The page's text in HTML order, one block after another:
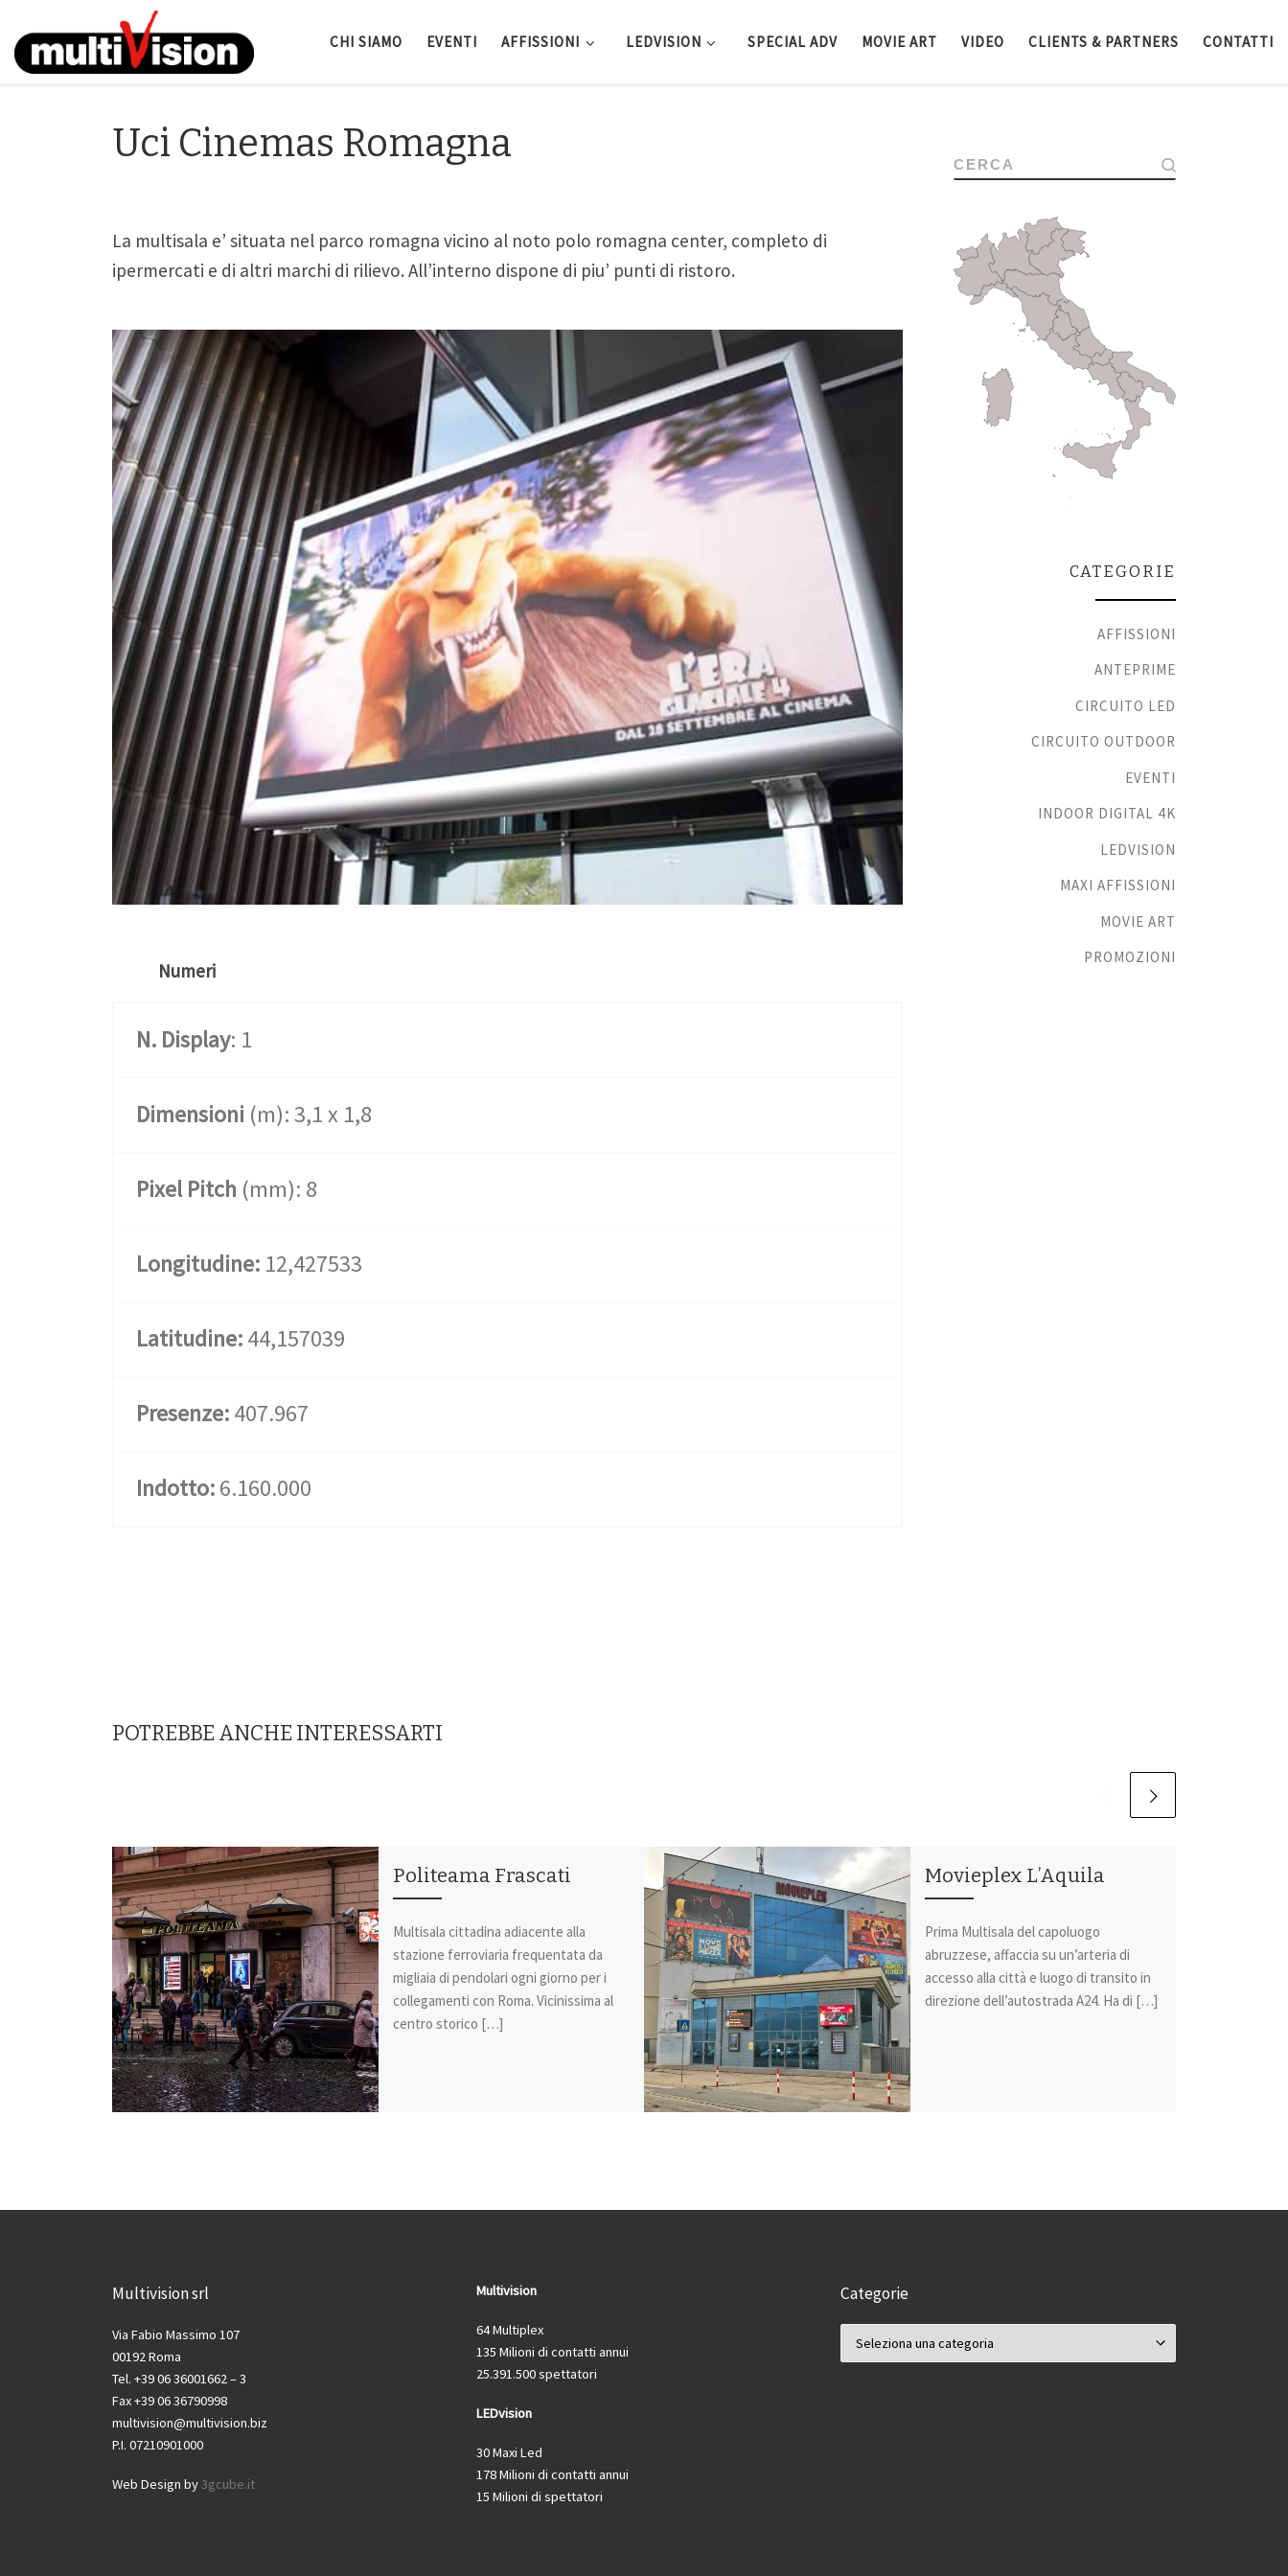
CHI SIAMO EVENTI AFFISSIONI LEDVISION SPECIAL ADV MOVIE ART VIDEO CLIENTS & PARTNERS CONTATTI
Uci Cinemas Romagna
La multisala e’ situata nel parco romagna vicino al noto polo romagna center, completo di
ipermercati e di altri marchi di rilievo. All’interno dispone di piu’ punti di ristoro.
Numeri
N. Display: 1
Dimensioni (m): 3,1 x 1,8
Pixel Pitch (mm): 8
Longitudine:12,427533
Latitudine:44,157039
Presenze:407.967
Indotto:6.160.000
POTREBBE ANCHE INTERESSARTI
Politeama Frascati
Multisala cittadina adiacente alla
stazione ferroviaria frequentata da
migliaia di pendolari ogni giorno per i
collegamenti con Roma. Vicinissima al
centro storico […]
Movieplex L’Aquila
Prima Multisala del capoluogo
abruzzese, affaccia su un’arteria di
accesso alla città e luogo di transito in
direzione dell’autostrada A24. Ha di […]
CERCA
CATEGORIE
AFFISSIONI
ANTEPRIME
CIRCUITO LED
CIRCUITO OUTDOOR
EVENTI
INDOOR DIGITAL 4K
LEDVISION
MAXI AFFISSIONI
MOVIE ART
PROMOZIONI
Multivision srl
Via Fabio Massimo 107
00192 Roma
Tel. +39 06 36001662 – 3
Fax +39 06 36790998
multivision@multivision.biz
P.I. 07210901000
Web Design by3gcube.it
Multivision
64 Multiplex
135 Milioni di contatti annui
25.391.500 spettatori
LEDvision
30 Maxi Led
178 Milioni di contatti annui
15 Milioni di spettatori
Categorie